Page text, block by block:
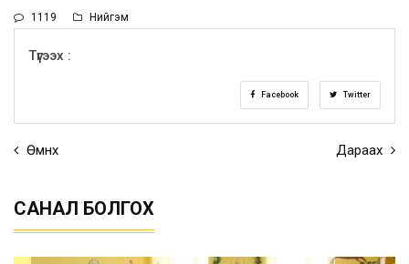
1119 Нийгэм
Түгээх :
Facebook Twitter
Өмнөх Дараах
САНАЛ БОЛГОХ